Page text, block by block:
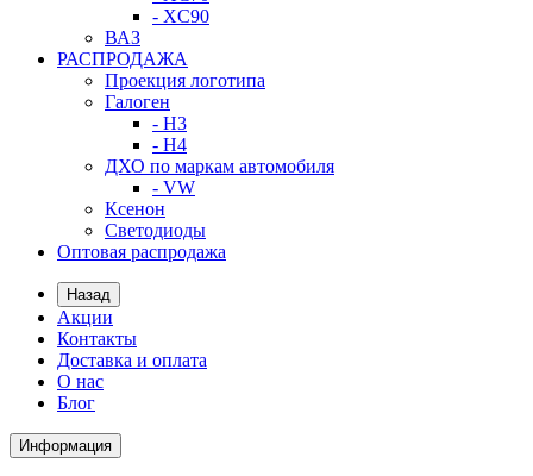
- XC90
ВАЗ
РАСПРОДАЖА
Проекция логотипа
Галоген
- H3
- H4
ДХО по маркам автомобиля
- VW
Ксенон
Светодиоды
Оптовая распродажа
Назад
Акции
Контакты
Доставка и оплата
О нас
Блог
Информация